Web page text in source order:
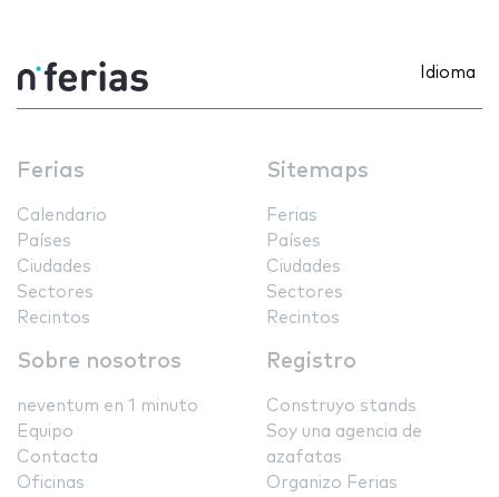
Idioma
Ferias
Calendario
Países
Ciudades
Sectores
Recintos
Sitemaps
Ferias
Países
Ciudades
Sectores
Recintos
Sobre nosotros
neventum en 1 minuto
Equipo
Contacta
Oficinas
Registro
Construyo stands
Soy una agencia de
azafatas
Organizo Ferias